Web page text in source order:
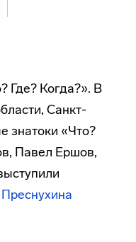
Где? Когда?». В
Санкт-
знатоки «Что?
Павел Ершов,